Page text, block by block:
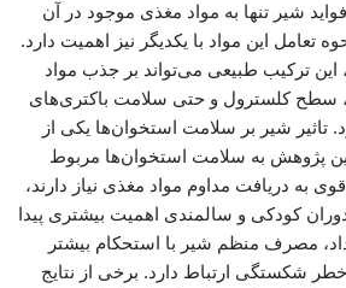
شیر تنها به مواد مغذی موجود در آن
تعامل این مواد با یکدیگر نیز اهمیت دارد.
این ترکیب طبیعی می‌تواند بر جذب مواد
سطح کلسترول و حتی سلامت باکتری‌های
تاثیر شیر بر سلامت استخوان‌ها یکی از
پژوهش به سلامت استخوان‌ها مربوط
به دریافت مداوم مواد مغذی نیاز دارند،
کودکی و سالمندی اهمیت بیشتری پیدا
مصرف منظم شیر با استحکام بیشتر
شکستگی ارتباط دارد. برخی از نتایج